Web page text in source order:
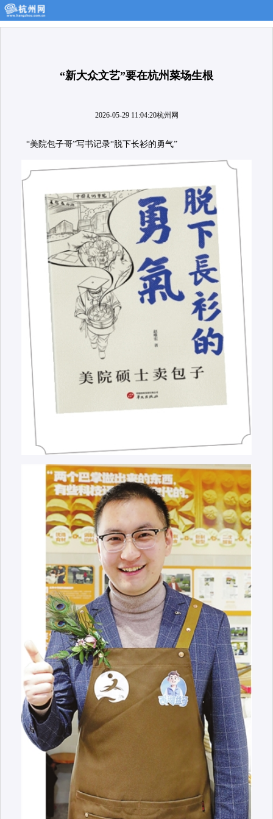
“新大众文艺”要在杭州菜场生根
2026-05-29 11:04:20杭州网
“美院包子哥”写书记录“脱下长衫的勇气”